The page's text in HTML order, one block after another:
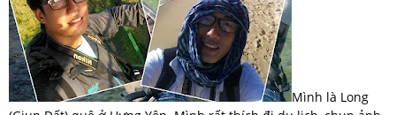
Mình là Long